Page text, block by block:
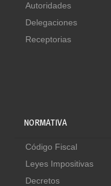
Autoridades
Delegaciones
Receptorias
NORMATIVA
Código Fiscal
Leyes Impositivas
Decretos